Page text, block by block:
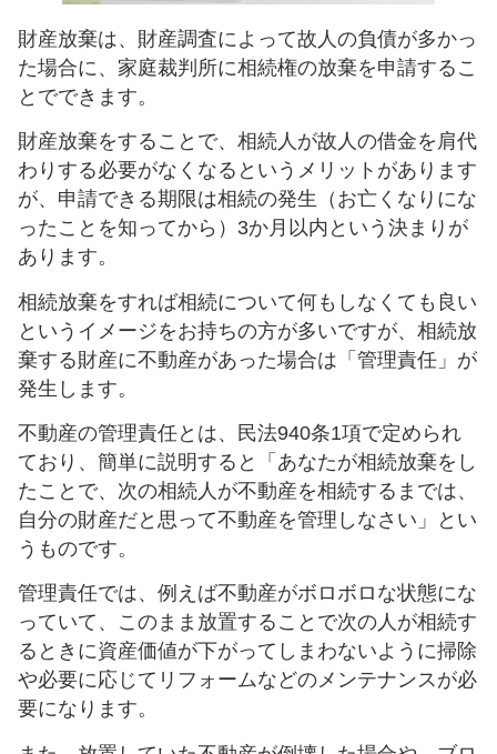
財産放棄は、財産調査によって故人の負債が多かっ
た場合に、家庭裁判所に相続権の放棄を申請するこ
とでできます。
財産放棄をすることで、相続人が故人の借金を肩代
わりする必要がなくなるというメリットがあります
が、申請できる期限は相続の発生（お亡くなりにな
ったことを知ってから）3か月以内という決まりが
あります。
相続放棄をすれば相続について何もしなくても良い
というイメージをお持ちの方が多いですが、相続放
棄する財産に不動産があった場合は「管理責任」が
発生します。
不動産の管理責任とは、民法940条1項で定められ
ており、簡単に説明すると「あなたが相続放棄をし
たことで、次の相続人が不動産を相続するまでは、
自分の財産だと思って不動産を管理しなさい」とい
うものです。
管理責任では、例えば不動産がボロボロな状態にな
っていて、このまま放置することで次の人が相続す
るときに資産価値が下がってしまわないように掃除
や必要に応じてリフォームなどのメンテナンスが必
要になります。